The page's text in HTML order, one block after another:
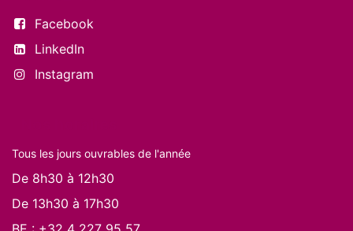
Facebook
LinkedIn
Instagram
Tous les jours ouvrables de l'année
De 8h30 à 12h30
De 13h30 à 17h30